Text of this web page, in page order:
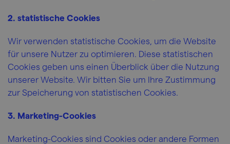
2. statistische Cookies
Wir verwenden statistische Cookies, um die Website
für unsere Nutzer zu optimieren. Diese statistischen
Cookies geben uns einen Überblick über die Nutzung
unserer Website. Wir bitten Sie um Ihre Zustimmung
zur Speicherung von statistischen Cookies.
3. Marketing-Cookies
Marketing-Cookies sind Cookies oder andere Formen